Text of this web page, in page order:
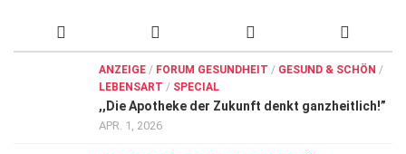
ANZEIGE / FORUM GESUNDHEIT / GESUND & SCHÖN /
LEBENSART / SPECIAL
,,Die Apotheke der Zukunft denkt ganzheitlich!”
APR. 1, 2026